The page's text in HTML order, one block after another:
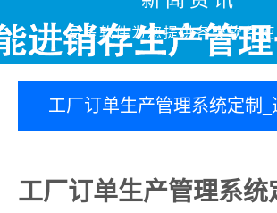
易呈软件为您提供各类软件
工厂订单生产管理系统定制_
工厂订单生产管理系统